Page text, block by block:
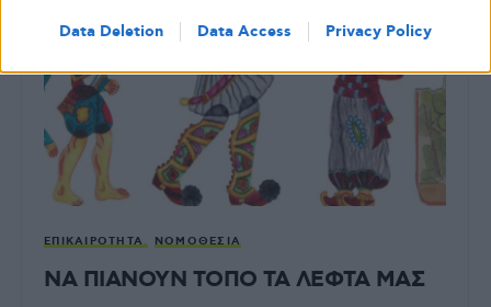
Data Deletion Data Access Privacy Policy
ΕΠΙΚΑΙΡΌΤΗΤΑ ΝΟΜΟΘΕΣΊΑ
ΝΑ ΠΙΑΝΟΥΝ ΤΟΠΟ ΤΑ ΛΕΦΤΑ ΜΑΣ